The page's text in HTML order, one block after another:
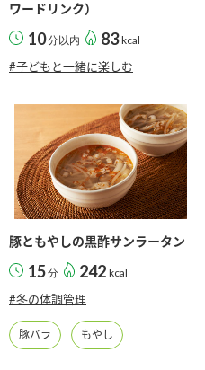
ワードリンク）
10分以内 83 kcal
#子どもと一緒に楽しむ
豚ともやしの黒酢サンラータン
15分 242 kcal
#冬の体調管理
豚バラ もやし